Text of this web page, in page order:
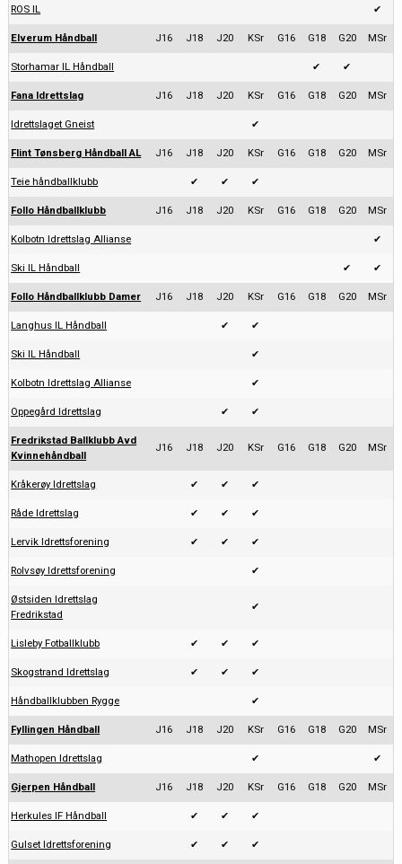
ROS IL ✔
Elverum Håndball J16 J18 J20 KSr G16 G18 G20 MSr
Storhamar IL Håndball ✔ ✔
Fana Idrettslag J16 J18 J20 KSr G16 G18 G20 MSr
Idrettslaget Gneist ✔
Flint Tønsberg Håndball AL J16 J18 J20 KSr G16 G18 G20 MSr
Teie håndballklubb ✔ ✔ ✔
Follo Håndballklubb J16 J18 J20 KSr G16 G18 G20 MSr
Kolbotn Idrettslag Allianse ✔
Ski IL Håndball ✔ ✔
Follo Håndballklubb Damer J16 J18 J20 KSr G16 G18 G20 MSr
Langhus IL Håndball ✔ ✔
Ski IL Håndball ✔
Kolbotn Idrettslag Allianse ✔
Oppegård Idrettslag ✔ ✔
Fredrikstad Ballklubb Avd
Kvinnehåndball
J16 J18 J20 KSr G16 G18 G20 MSr
Kråkerøy Idrettslag ✔ ✔ ✔
Råde Idrettslag ✔ ✔ ✔
Lervik Idrettsforening ✔ ✔ ✔
Rolvsøy Idrettsforening ✔
Østsiden Idrettslag
Fredrikstad
✔
Lisleby Fotballklubb ✔ ✔ ✔
Skogstrand Idrettslag ✔ ✔ ✔
Håndballklubben Rygge ✔
Fyllingen Håndball J16 J18 J20 KSr G16 G18 G20 MSr
Mathopen Idrettslag ✔ ✔
Gjerpen Håndball J16 J18 J20 KSr G16 G18 G20 MSr
Herkules IF Håndball ✔ ✔ ✔
Gulset Idrettsforening ✔ ✔ ✔